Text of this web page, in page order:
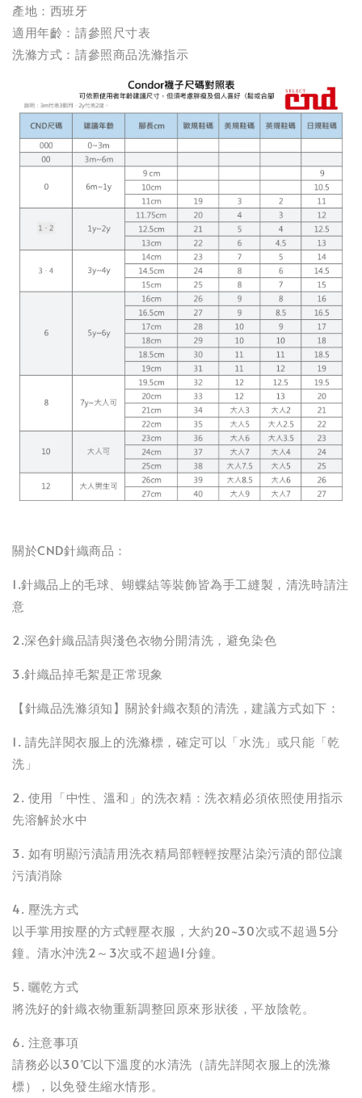
產地：西班牙
適用年齡：請參照尺寸表
洗滌方式：請參照商品洗滌指示
關於CND針織商品：
1.針織品上的毛球、蝴蝶結等裝飾皆為手工縫製，清洗時請注
意
2.深色針織品請與淺色衣物分開清洗，避免染色
3.針織品掉毛絮是正常現象
【針織品洗滌須知】關於針織衣類的清洗，建議方式如下：
1. 請先詳閱衣服上的洗滌標，確定可以「水洗」或只能「乾
洗」
2. 使用「中性、溫和」的洗衣精：洗衣精必須依照使用指示
先溶解於水中
3. 如有明顯污漬請用洗衣精局部輕輕按壓沾染污漬的部位讓
污漬消除
4. 壓洗方式
以手掌用按壓的方式輕壓衣服，大約20~30次或不超過5分
鐘。清水沖洗2～3次或不超過1分鐘。
5. 曬乾方式
將洗好的針織衣物重新調整回原來形狀後，平放陰乾。
6. 注意事項
請務必以30℃以下溫度的水清洗（請先詳閱衣服上的洗滌
標），以免發生縮水情形。